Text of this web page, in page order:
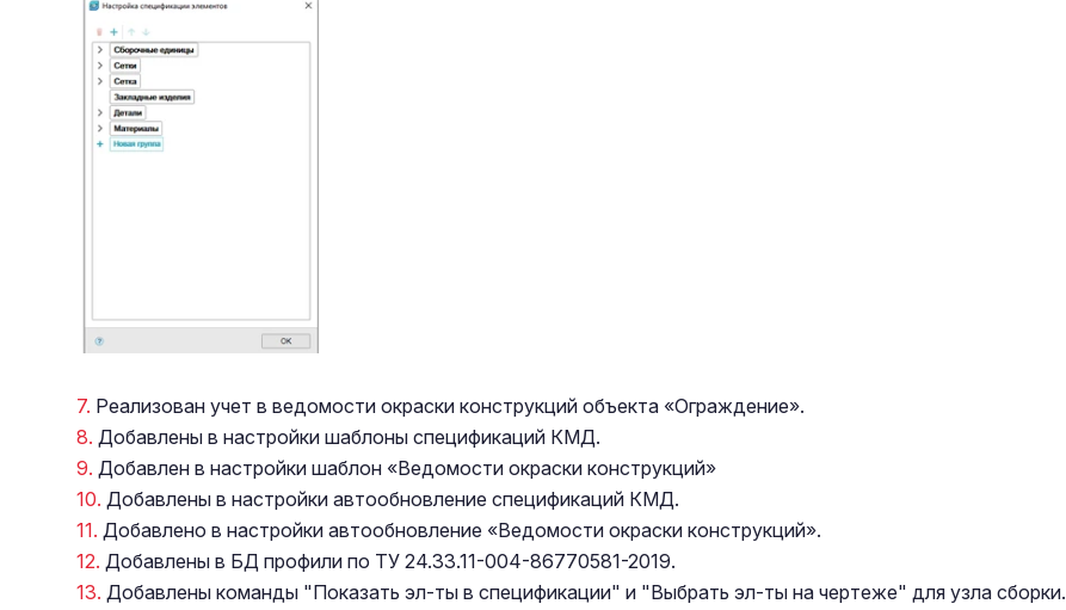
Реализован учет в ведомости окраски конструкций объекта «Ограждение».
Добавлены в настройки шаблоны спецификаций КМД.
Добавлен в настройки шаблон «Ведомости окраски конструкций»
Добавлены в настройки автообновление спецификаций КМД.
Добавлено в настройки автообновление «Ведомости окраски конструкций».
Добавлены в БД профили по ТУ 24.33.11-004-86770581-2019.
Добавлены команды "Показать эл-ты в спецификации" и "Выбрать эл-ты на чертеже" для узла сборки.